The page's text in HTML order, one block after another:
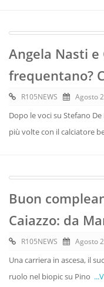
Angela Nasti e
frequentano?
R105NEWS Agosto
Dopo le voci su Stefano
più volte con il calciatore
Buon
Caiazzo: da
R105NEWS Agosto
Una carriera in ascesa, il
ruolo nel biopic su Pino